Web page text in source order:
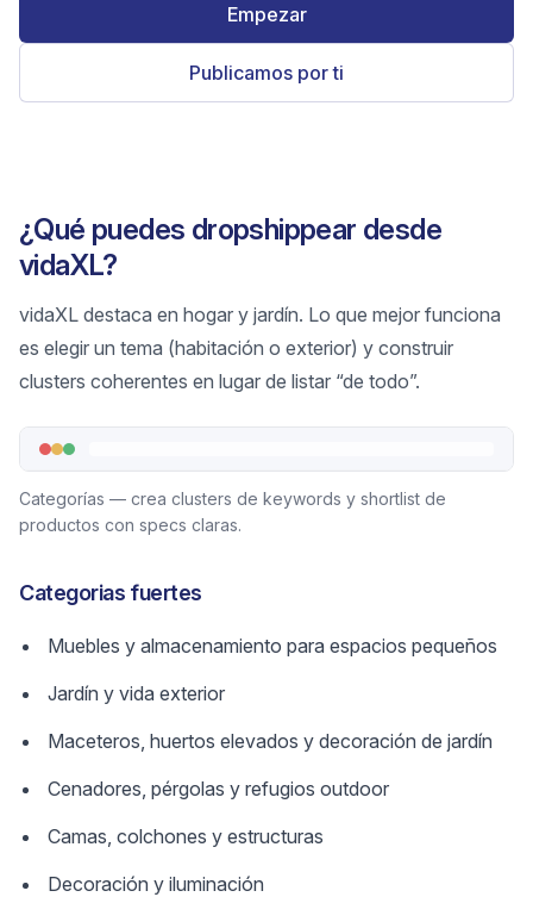
Empezar
Publicamos por ti
¿Qué puedes dropshippear desde
vidaXL?
vidaXL destaca en hogar y jardín. Lo que mejor funciona
es elegir un tema (habitación o exterior) y construir
clusters coherentes en lugar de listar “de todo”.
Categorías — crea clusters de keywords y shortlist de
productos con specs claras.
Categorias fuertes
Muebles y almacenamiento para espacios pequeños
Jardín y vida exterior
Maceteros, huertos elevados y decoración de jardín
Cenadores, pérgolas y refugios outdoor
Camas, colchones y estructuras
Decoración y iluminación